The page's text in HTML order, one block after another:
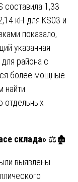
составила 1,33
кН для KS03 и
показало,
указанная
района с
более мощные
найти
отдельных
склада» ⚖️🏚️
выявлены